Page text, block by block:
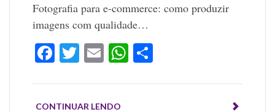
Fotografia para e-commerce: como produzir
imagens com qualidade…
Facebook
Twitter
EmailWhatsApp
CONTINUAR LENDO